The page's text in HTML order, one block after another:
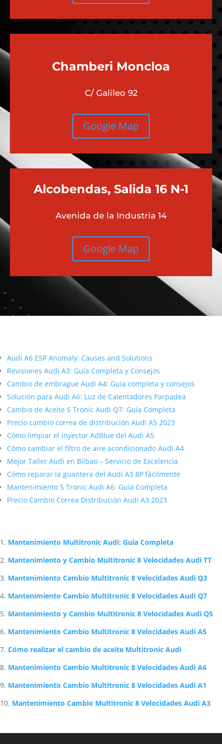
C/ Marqués de Mondejar N6
Chamberi Moncloa
C/ Galileo 92
Google Map
Alcobendas, Salida 16 N-1
Avenida de la Industria 14
Google Map
Más contenido sobre Audi
Audi A6 ESP Anomaly: Causes and Solutions
Revisiones Audi A3: Guía Completa y Consejos
Cambio de embrague Audi A4: Guía completa y consejos
Solución para Audi A6: Luz de Calentadores Parpadea
Cambio de Aceite S Tronic Audi Q7: Guía Completa
Precio cambio correa de distribución Audi A5 2023
Cómo limpiar el inyector AdBlue del Audi A5
Mantenimiento S Tronic Audi A6: Guía Completa
Precio Cambio Correa Distribución Audi A3 2023
Mantenimiento y Cambio Multitronic 8 Velocidades Audi TT